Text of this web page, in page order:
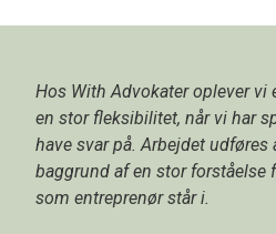
Hos With Advokater oplever
en stor fleksibilitet, når vi har
have svar på. Arbejdet
baggrund af en stor forståelse
som entreprenør står i.